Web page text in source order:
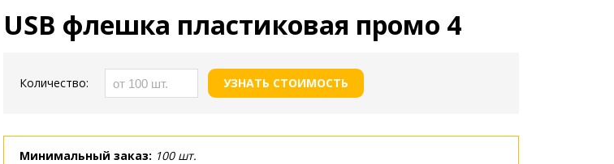
USB флешка пластиковая промо 4
Количество: УЗНАТЬ СТОИМОСТЬ
Минимальный заказ: 100 шт.